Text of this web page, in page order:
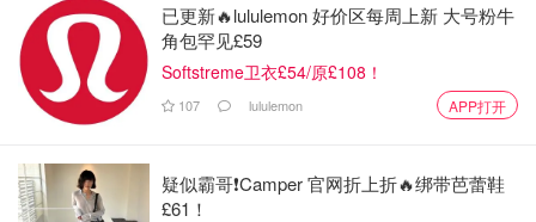
今儿不过多介绍，烘焙小白入手前可以多做做功课，选一个
更适合自己的烤箱。
已更新🔥lululemon 好价区每周上新 大号粉牛
角包罕见£59
Softstreme卫衣£54/原£108！
107 lululemon APP打开
疑似霸哥❗️Camper 官网折上折🔥绑带芭蕾鞋
£61！